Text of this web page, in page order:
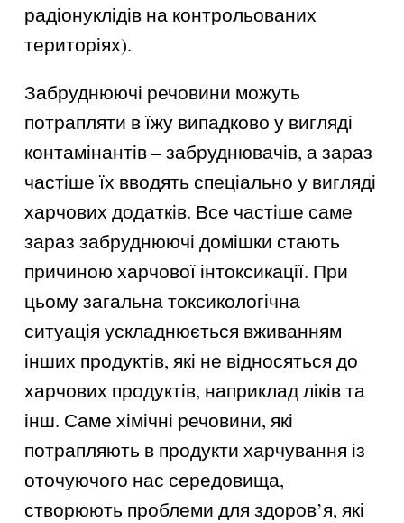
радіонуклідів на контрольованих
територіях).
Забруднюючі речовини можуть
потрапляти в їжу випадково у вигляді
контамінантів – забруднювачів, а зараз
частіше їх вводять спеціально у вигляді
харчових додатків. Все частіше саме
зараз забруднюючі домішки стають
причиною харчової інтоксикації. При
цьому загальна токсикологічна
ситуація ускладнюється вживанням
інших продуктів, які не відносяться до
харчових продуктів, наприклад ліків та
інш. Саме хімічні речовини, які
потрапляють в продукти харчування із
оточуючого нас середовища,
створюють проблеми для здоров’я, які